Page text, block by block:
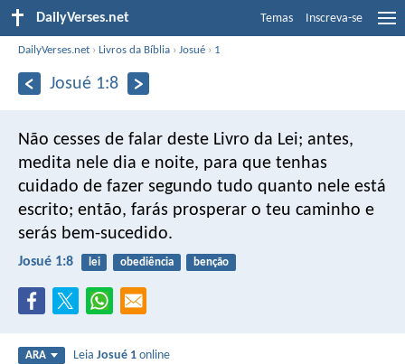
DailyVerses.net Temas Inscreva-se
DailyVerses.net ›Livros da Bíblia ›Josué › 1
Josué 1:8
Não cesses de falar deste Livro da Lei; antes,
medita nele dia e noite, para que tenhas
cuidado de fazer segundo tudo quanto nele está
escrito; então, farás prosperar o teu caminho e
serás bem-sucedido.
Josué 1:8 lei obediência benção
ARA LeiaJosué 1 online